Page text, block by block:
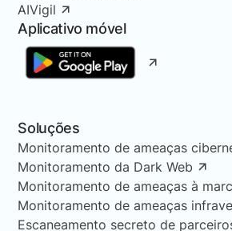
AIVigil
Aplicativo móvel
Soluções
Monitoramento de ameaças
Monitoramento da Dark Web
Monitoramento de ameaças à
Monitoramento de ameaças
Escaneamento secreto de